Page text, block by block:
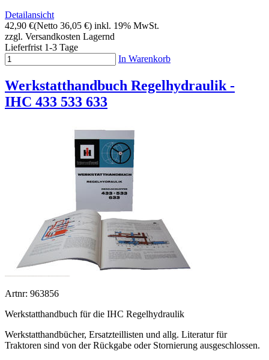
Detailansicht
42,90 €(Netto 36,05 €) inkl. 19% MwSt.
zzgl. Versandkosten Lagernd
Lieferfrist 1-3 Tage
In Warenkorb
Werkstatthandbuch Regelhydraulik -
IHC 433 533 633
Artnr: 963856
Werkstatthandbuch für die IHC Regelhydraulik
Werkstatthandbücher, Ersatzteillisten und allg. Literatur für
Traktoren sind von der Rückgabe oder Stornierung ausgeschlossen.